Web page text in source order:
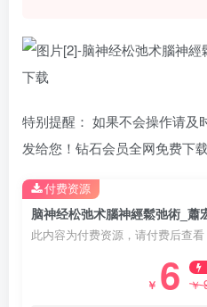
特别提醒： 如果不会操作请及
发给您！钻石会员全网免费下载
脑神经松弛术腦神經鬆弛術_蕭
此内容为付费资源，请付费后查看
￥ 6 ￥
付费资源